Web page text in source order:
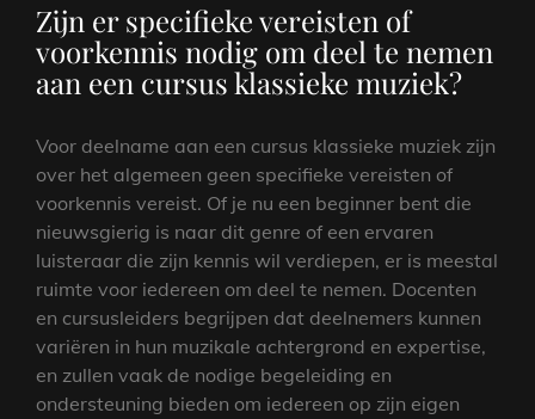
Zijn er specifieke vereisten of
voorkennis nodig om deel te nemen
aan een cursus klassieke muziek?
Voor deelname aan een cursus klassieke muziek zijn
over het algemeen geen specifieke vereisten of
voorkennis vereist. Of je nu een beginner bent die
nieuwsgierig is naar dit genre of een ervaren
luisteraar die zijn kennis wil verdiepen, er is meestal
ruimte voor iedereen om deel te nemen. Docenten
en cursusleiders begrijpen dat deelnemers kunnen
variëren in hun muzikale achtergrond en expertise,
en zullen vaak de nodige begeleiding en
ondersteuning bieden om iedereen op zijn eigen